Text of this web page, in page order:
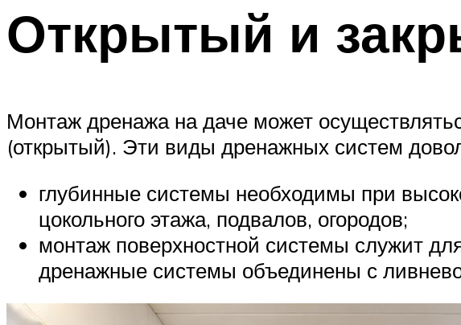
Открытый и
Монтаж дренажа на даче может
(открытый). Эти виды дренажных систем
глубинные системы необходимы при
цокольного этажа, подвалов, огородов;
монтаж поверхностной системы служит
дренажные системы объединены с